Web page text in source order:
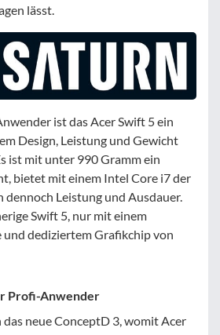
lässt.
ist das Acer Swift 5 ein
Design, Leistung und Gewicht
ist mit unter 990 Gramm ein
bietet mit einem Intel Core i7 der
dennoch Leistung und Ausdauer.
Swift 5, nur mit einem
und dediziertem Grafikchip von
Profi-Anwender
neue ConceptD 3, womit Acer